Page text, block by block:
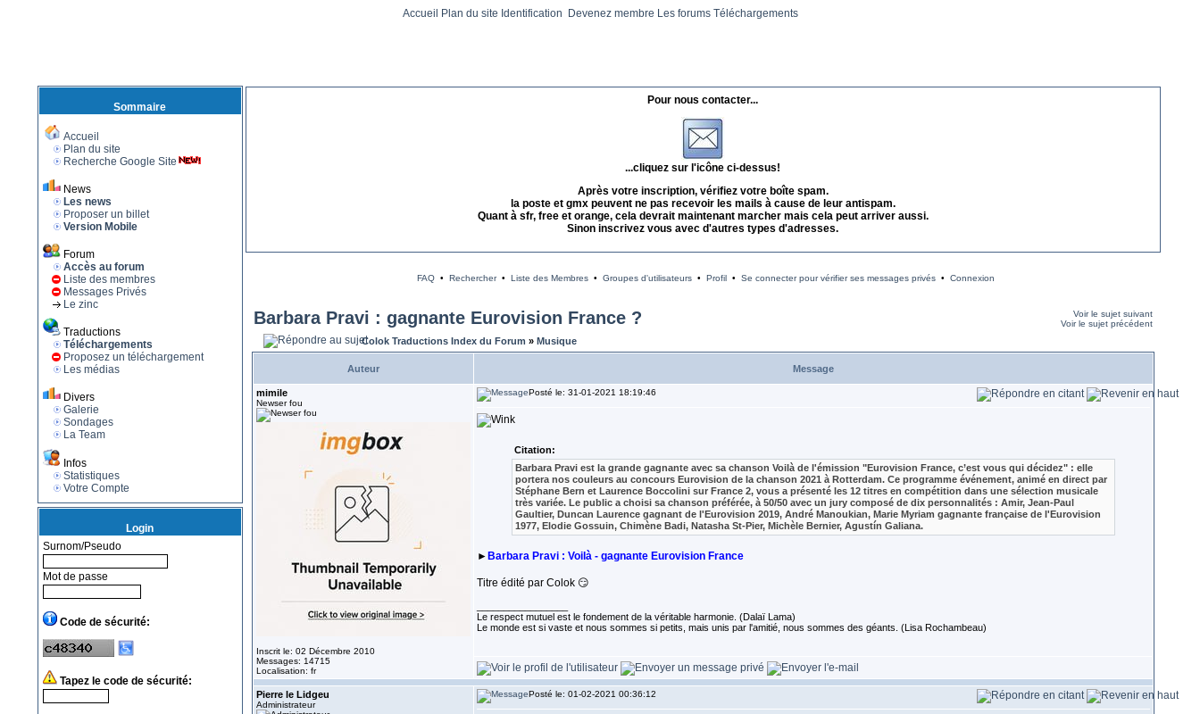
Accueil Plan du site Identification Devenez membre Les forums Téléchargements
Sommaire
Accueil
Plan du site
Recherche Google Site
News
Les news
Proposer un billet
Version Mobile
Forum
Accès au forum
Liste des membres
Messages Privés
Le zinc
Traductions
Téléchargements
Proposez un téléchargement
Les médias
Divers
Galerie
Sondages
La Team
Infos
Statistiques
Votre Compte
Login
Surnom/Pseudo
Mot de passe
Code de sécurité:
Tapez le code de sécurité:
Pour nous contacter...
...cliquez sur l'icône ci-dessus!
Après votre inscription, vérifiez votre boîte spam.
la poste et gmx peuvent ne pas recevoir les mails à cause de leur antispam.
Quant à sfr, free et orange, cela devrait maintenant marcher mais cela peut arriver aussi.
Sinon inscrivez vous avec d'autres types d'adresses.
FAQ• Rechercher• Liste des Membres• Groupes d'utilisateurs• Profil• Se connecter pour vérifier ses messages privés• Connexion
Barbara Pravi : gagnante Eurovision France ?
Voir le sujet suivant
Voir le sujet précédent
Colok Traductions Index du Forum » Musique
Auteur Message
mimile
Newser fou
Inscrit le: 02 Décembre 2010
Messages: 14715
Localisation: fr
Posté le: 31-01-2021 18:19:46
Citation:
Barbara Pravi est la grande gagnante avec sa chanson Voilà de l'émission "Eurovision France, c’est vous qui décidez" : elle
portera nos couleurs au concours Eurovision de la chanson 2021 à Rotterdam. Ce programme événement, animé en direct par
Stéphane Bern et Laurence Boccolini sur France 2, vous a présenté les 12 titres en compétition dans une sélection musicale
très variée. Le public a choisi sa chanson préférée, à 50/50 avec un jury composé de dix personnalités : Amir, Jean-Paul
Gaultier, Duncan Laurence gagnant de l'Eurovision 2019, André Manoukian, Marie Myriam gagnante française de l'Eurovision
1977, Elodie Gossuin, Chimène Badi, Natasha St-Pier, Michèle Bernier, Agustín Galiana.
► Barbara Pravi : Voilà - gagnante Eurovision France
Titre édité par Colok 😏
Le respect mutuel est le fondement de la véritable harmonie. (Dalaï Lama)
Le monde est si vaste et nous sommes si petits, mais unis par l'amitié, nous sommes des géants. (Lisa Rochambeau)
Pierre le Lidgeu
Administrateur
Posté le: 01-02-2021 00:36:12